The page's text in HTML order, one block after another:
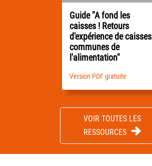
Guide "A fond les
caisses ! Retours
d'expérience de caisses
communes de
l'alimentation"
Version PDF gratuite
VOIR TOUTES LES
RESSOURCES